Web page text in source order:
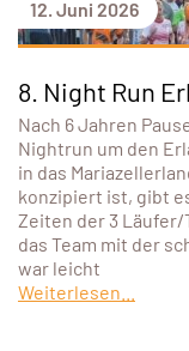
12. Juni 2026
8. Night Run
Nach 6 Jahren
Nightrun um den
in das
konzipiert ist, gibt
Zeiten der 3
das Team mit der
war leicht
Weiterlesen...